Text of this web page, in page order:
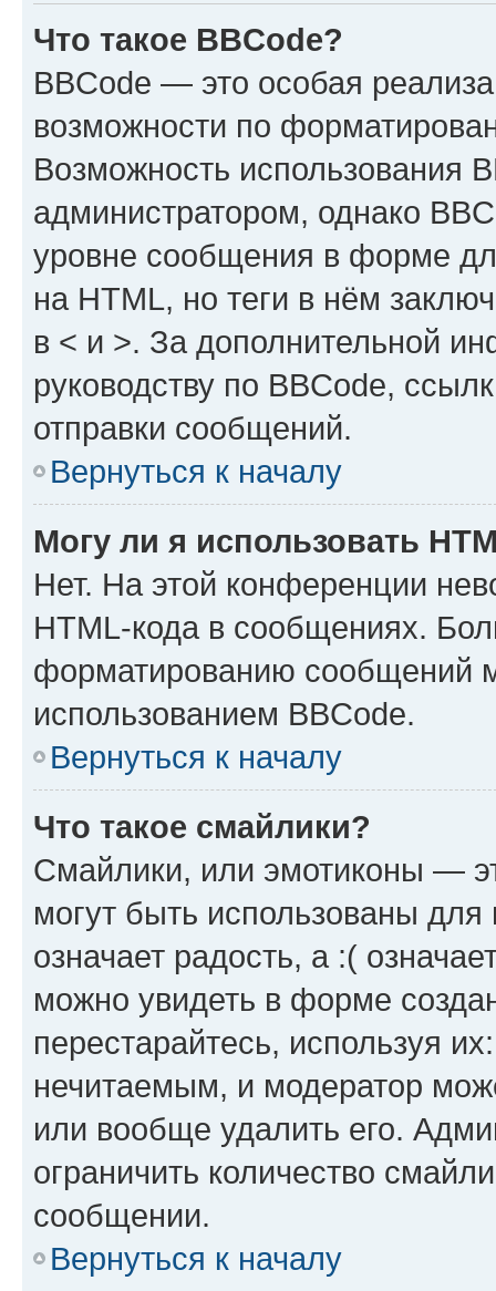
Что такое BBCode?
BBCode — это особая
возможности по
Возможность использования
администратором, однако
уровне сообщения в форме
на HTML, но теги в нём
в < и >. За дополнительной
руководству по BBCode,
отправки сообщений.
Вернуться к началу
Могу ли я использовать
Нет. На этой конференции
HTML-кода в сообщениях.
форматированию сообщений
использованием BBCode.
Вернуться к началу
Что такое смайлики?
Смайлики, или эмотиконы —
могут быть использованы
означает радость, а :(
можно увидеть в форме
перестарайтесь, используя
нечитаемым, и модератор
или вообще удалить его.
ограничить количество
сообщении.
Вернуться к началу